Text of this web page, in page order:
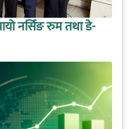
नर्सिङ रुम तथा डे-